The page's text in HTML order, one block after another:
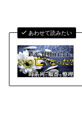
あわせて読みたい